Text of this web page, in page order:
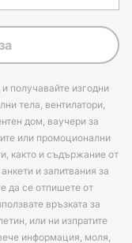
получавайте изгодни
тела, вентилатори,
дом, ваучери за
или промоционални
както и съдържание от
и запитвания за
да се отпишете от
връзката за
или ни изпратите
информация, моля,